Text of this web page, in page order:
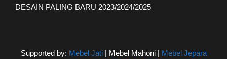
DESAIN PALING BARU 2023/2024/2025
Supported by: Mebel Jati| Mebel Mahoni | Mebel Jepara